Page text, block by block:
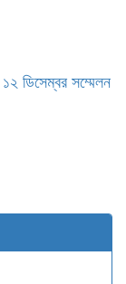
ডিসেম্বর সম্মেলন